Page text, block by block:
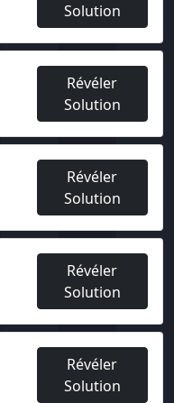
Solution
Révéler
Solution
Révéler
Solution
Révéler
Solution
Révéler
Solution